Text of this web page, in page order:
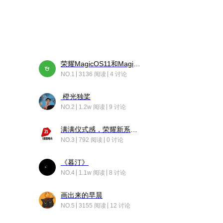
NO.1 3136 阅读 4 讨论
橙光独桨
NO.2 1.2w 阅读 9 讨论
NO.3 792 阅读 0 讨论
《暮汀》
NO.4 1.1w 阅读 8 讨论
画出来的早晨
NO.5 3155 阅读 12 讨论